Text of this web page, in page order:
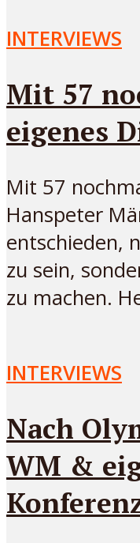
INTERVIEWS
Mit 57
eigenes
Mit 57
Hanspeter
entschieden,
zu sein,
zu machen.
INTERVIEWS
Nach
WM &